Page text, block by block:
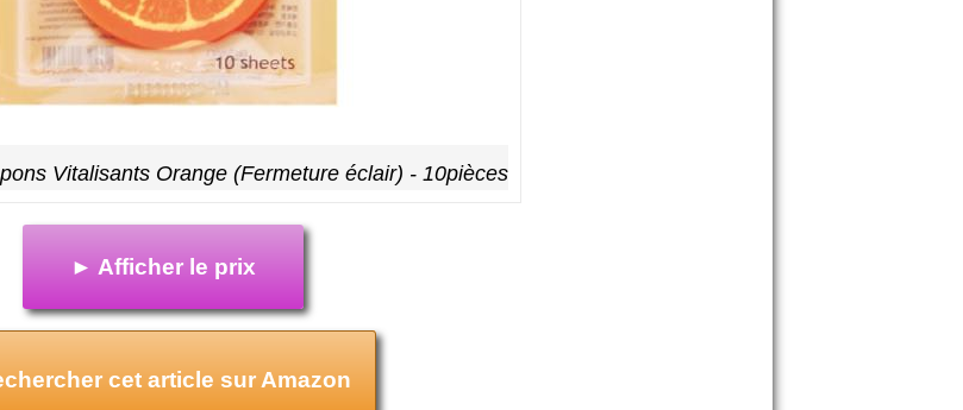
Vitalisants Orange (Fermeture éclair) - 10pièces
► Afficher le prix
cet article sur Amazon